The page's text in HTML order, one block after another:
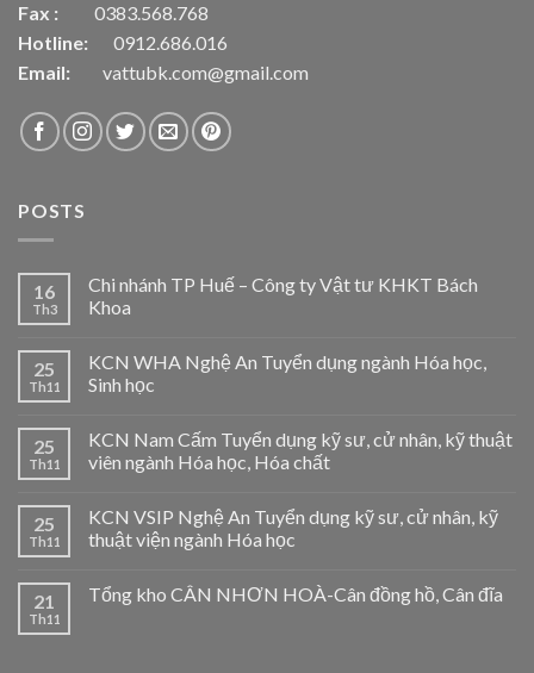
Fax : 0383.568.768
Hotline: 0912.686.016
Email:
vattubk.com@gmail.com
POSTS
16
Th3
Chi nhánh TP Huế – Công ty Vật tư KHKT Bách
Khoa
25
Th11
KCN WHA Nghệ An Tuyển dụng ngành Hóa học,
Sinh học
25
Th11
KCN Nam Cấm Tuyển dụng kỹ sư, cử nhân, kỹ thuật
viên ngành Hóa học, Hóa chất
25
Th11
KCN VSIP Nghệ An Tuyển dụng kỹ sư, cử nhân, kỹ
thuật viện ngành Hóa học
21
Th11
Tổng kho CÂN NHƠN HOÀ-Cân đồng hồ, Cân đĩa